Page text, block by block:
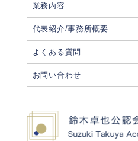
業務内容
代表紹介/事務所概要
よくある質問
お問い合わせ